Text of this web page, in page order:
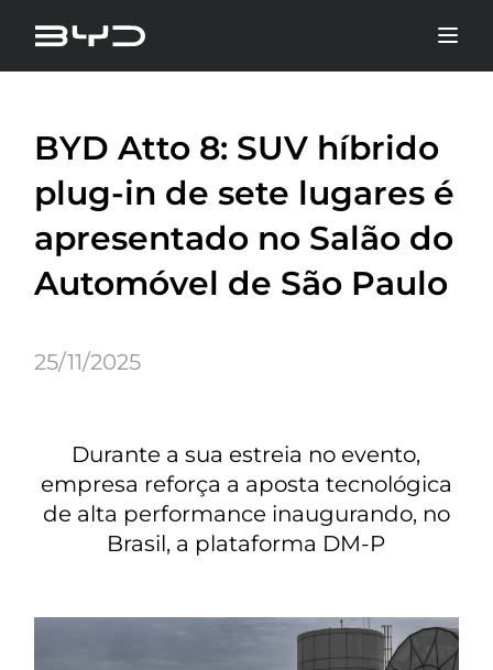
BYD Atto 8: SUV híbrido
plug-in de sete lugares é
apresentado no Salão do
Automóvel de São Paulo
25/11/2025
Durante a sua estreia no evento,
empresa reforça a aposta tecnológica
de alta performance inaugurando, no
Brasil, a plataforma DM-P